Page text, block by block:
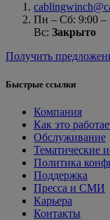
Пн – Сб: 9:00 –
Вс: Закрыто
Получить
Быстрые ссылки
Компания
Как это
Обслуживание
Тематические
Политика
Поддержка
Пресса и СМИ
Карьера
Контакты